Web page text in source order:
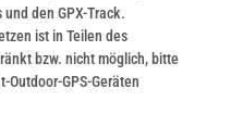
den GPX-Track.
ist in Teilen des
bzw. nicht möglich, bitte
Outdoor-GPS-Geräten